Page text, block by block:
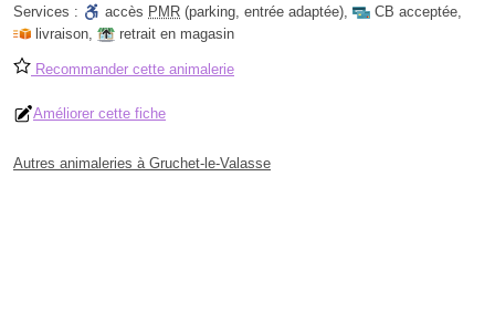
Services :
accès PMR (parking, entrée adaptée), CB acceptée,
livraison, retrait en magasin
Recommander cette animalerie
Améliorer cette fiche
Autres animaleries à Gruchet-le-Valasse